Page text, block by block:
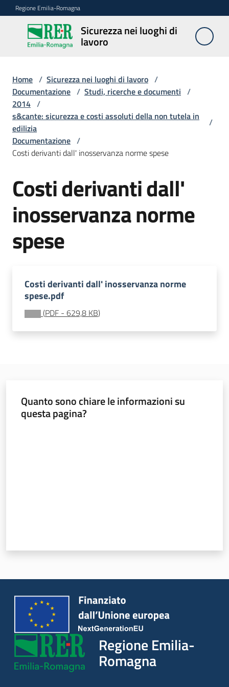
Vai al contenuto
Vai alla navigazione
Vai al footer
Regione Emilia-Romagna
Sicurezza nei luoghi di
lavoro
Sicurezza
nei
lavoro
Notizie
Sicurezza
nelle
Coordinamento
prevenzione
e
vigilanza
Servizi
Regione
Novità
Servizi
Leggi Atti Bandi
Home / Sicurezza nei luoghi di lavoro /
Documentazione / Studi, ricerche e documenti /
2014 /
s&cante: sicurezza e costi assoluti della non tutela in
edilizia
/
Documentazione /
Costi derivanti dall' inosservanza norme spese
Costi derivanti dall'
inosservanza norme
spese
Costi derivanti dall' inosservanza norme
spese.pdf
(PDF - 629,8 KB)
Quanto sono chiare le informazioni su
questa pagina?
Regione Emilia-
Romagna